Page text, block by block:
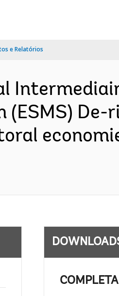
e Relatórios
(ESMS)